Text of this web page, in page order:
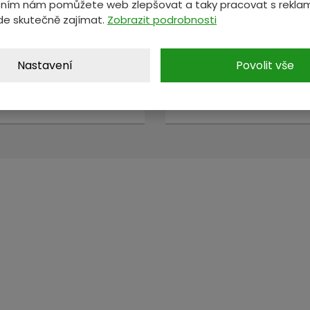
nám zprávu a my se vám
nám pomůžete web zlepšovat a taky pracovat s
skutečně zajímat. Zobrazit podrobnosti
Nastavení Povolit vše